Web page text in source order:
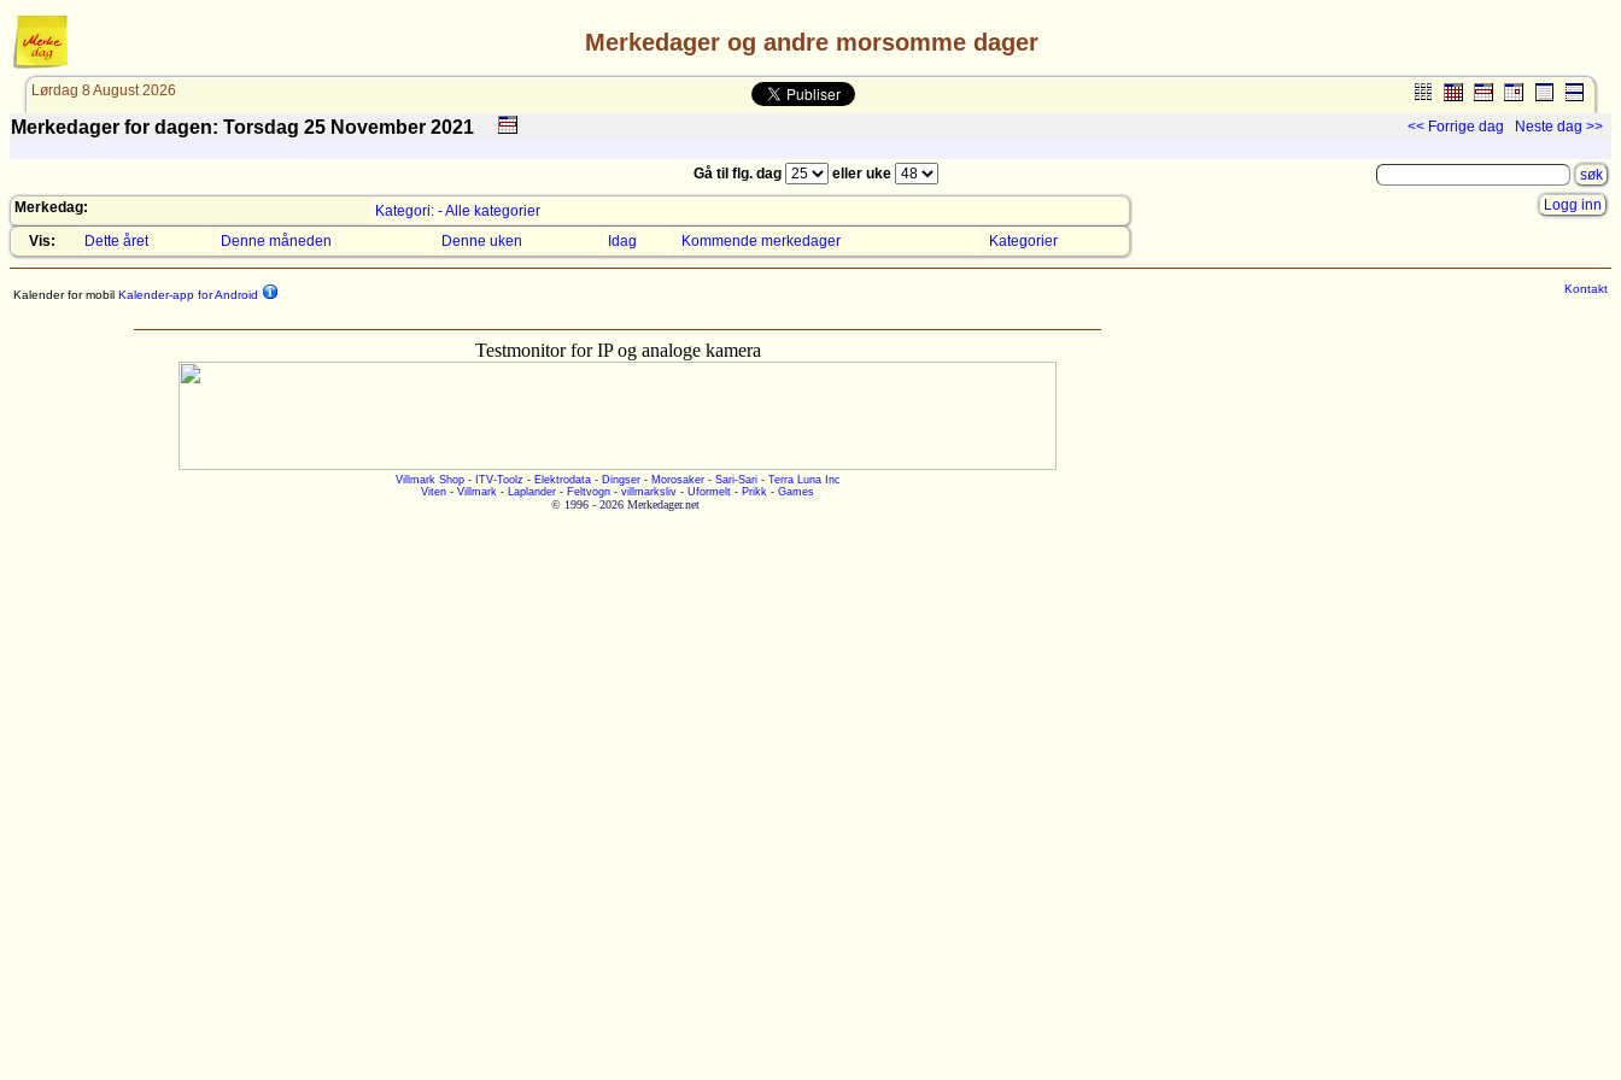
Merkedager og andre morsomme dager
Lørdag 8 August 2026
Merkedager for dagen: Torsdag 25 November 2021 << Forrige dag Neste dag >>
Gå til flg. dag
eller uke
Merkedag:
Kategori: - Alle kategorier
Vis:
Dette året Denne måneden Denne uken Idag Kommende merkedager Kategorier
Logg inn
Kalender for mobil Kalender-app for Android
Testmonitor for IP og analoge kamera
Villmark Shop- ITV-Toolz - Elektrodata- Dingser- Morosaker- Sari-Sari- Terra Luna Inc
Viten - Villmark - Laplander - Feltvogn - villmarksliv - Uformelt - Prikk - Games
© 1996 - 2026 Merkedager.net
Kontakt